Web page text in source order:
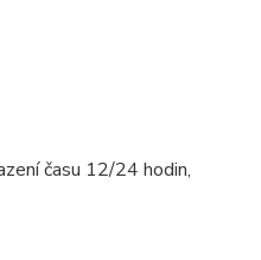
času 12/24 hodin,